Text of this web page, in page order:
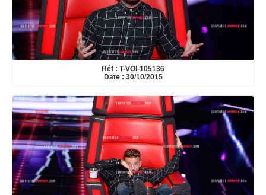
Réf : T-VOI-105136
Date : 30/10/2015